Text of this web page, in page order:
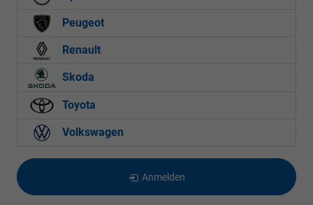
Peugeot
Renault
Skoda
Toyota
Volkswagen
Anmelden